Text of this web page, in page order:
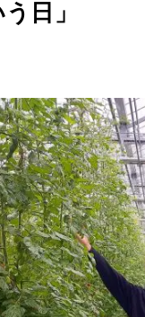
日」